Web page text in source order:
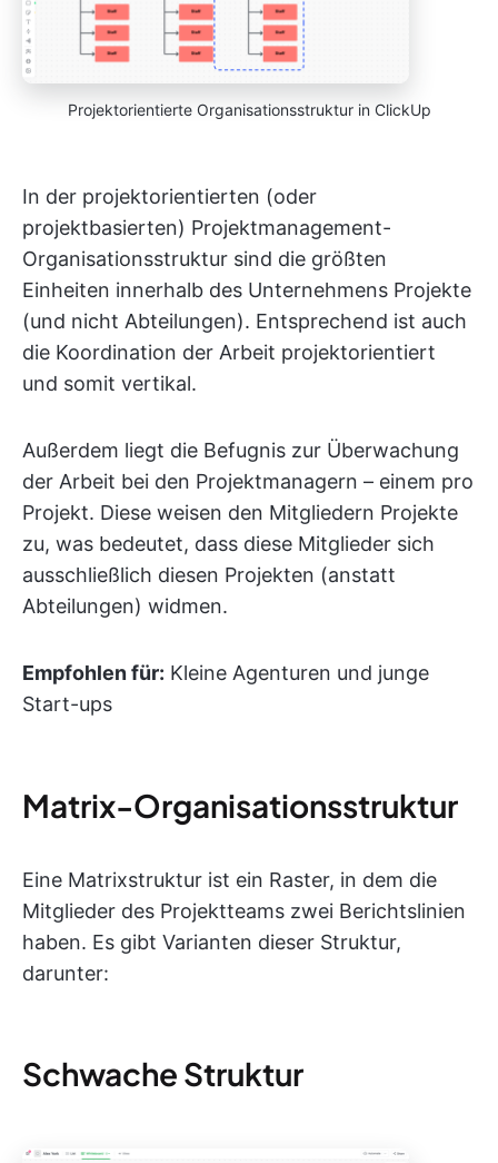
Projektorientierte Organisationsstruktur in ClickUp
In der projektorientierten (oder
projektbasierten) Projektmanagement-
Organisationsstruktur sind die größten
Einheiten innerhalb des Unternehmens Projekte
(und nicht Abteilungen). Entsprechend ist auch
die Koordination der Arbeit projektorientiert
und somit vertikal.
Außerdem liegt die Befugnis zur Überwachung
der Arbeit bei den Projektmanagern – einem pro
Projekt. Diese weisen den Mitgliedern Projekte
zu, was bedeutet, dass diese Mitglieder sich
ausschließlich diesen Projekten (anstatt
Abteilungen) widmen.
Empfohlen für: Kleine Agenturen und junge
Start-ups
Matrix-Organisationsstruktur
Eine Matrixstruktur ist ein Raster, in dem die
Mitglieder des Projektteams zwei Berichtslinien
haben. Es gibt Varianten dieser Struktur,
darunter:
Schwache Struktur